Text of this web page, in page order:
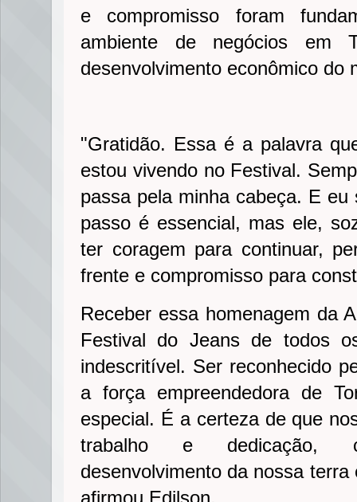
e compromisso foram
ambiente de negócios em
desenvolvimento econômico do
"Gratidão. Essa é a palavra
estou vivendo no Festival.
passa pela minha cabeça. E
passo é essencial, mas ele,
ter coragem para continuar,
frente e compromisso para
Receber essa homenagem da
Festival do Jeans de todos
indescritível. Ser reconhecido
a força empreendedora de
especial. É a certeza de que
trabalho e dedicação,
desenvolvimento da nossa